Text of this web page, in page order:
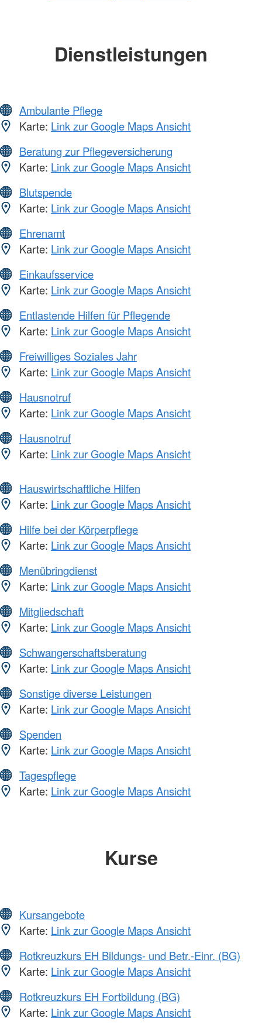
Dienstleistungen
Ambulante Pflege
Karte: Link zur Google Maps Ansicht
Beratung zur Pflegeversicherung
Karte: Link zur Google Maps Ansicht
Blutspende
Karte: Link zur Google Maps Ansicht
Ehrenamt
Karte: Link zur Google Maps Ansicht
Einkaufsservice
Karte: Link zur Google Maps Ansicht
Entlastende Hilfen für Pflegende
Karte: Link zur Google Maps Ansicht
Freiwilliges Soziales Jahr
Karte: Link zur Google Maps Ansicht
Hausnotruf
Karte: Link zur Google Maps Ansicht
Hausnotruf
Karte: Link zur Google Maps Ansicht
Hauswirtschaftliche Hilfen
Karte: Link zur Google Maps Ansicht
Hilfe bei der Körperpflege
Karte: Link zur Google Maps Ansicht
Menübringdienst
Karte: Link zur Google Maps Ansicht
Mitgliedschaft
Karte: Link zur Google Maps Ansicht
Schwangerschaftsberatung
Karte: Link zur Google Maps Ansicht
Sonstige diverse Leistungen
Karte: Link zur Google Maps Ansicht
Spenden
Karte: Link zur Google Maps Ansicht
Tagespflege
Karte: Link zur Google Maps Ansicht
Kurse
Kursangebote
Karte: Link zur Google Maps Ansicht
Rotkreuzkurs EH Bildungs- und Betr.-Einr. (BG)
Karte: Link zur Google Maps Ansicht
Rotkreuzkurs EH Fortbildung (BG)
Karte: Link zur Google Maps Ansicht